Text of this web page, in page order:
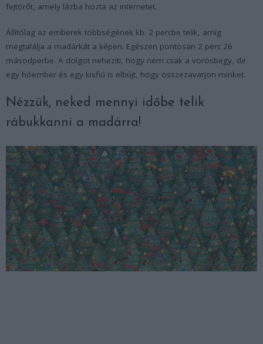
fejtörőt, amely lázba hozta az internetet.
Állítólag az emberek többségének kb. 2 percbe telik, amíg
megtalálja a madárkát a képen. Egészen pontosan 2 perc 26
másodperbe. A dolgot nehezíti, hogy nem csak a vörösbegy, de
egy hóember és egy kisfiú is elbújt, hogy összezavarjon minket.
Nézzük, neked mennyi időbe telik
rábukkanni a madárra!